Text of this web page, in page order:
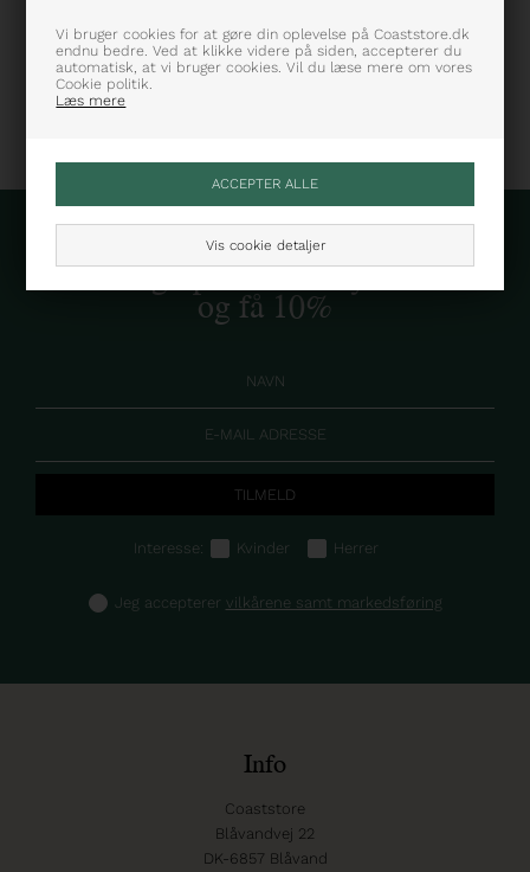
Vi bruger cookies for at gøre din oplevelse på Coaststore.dk
endnu bedre. Ved at klikke videre på siden, accepterer du
automatisk, at vi bruger cookies. Vil du læse mere om vores
Cookie politik.
Læs mere
Vis cookie detaljer
Skriv dig op til vores nyhedsbrev
og få 10%
Interesse: Kvinder Herrer
Jeg accepterer vilkårene samt markedsføring
Info
Coaststore
Blåvandvej 22
DK-6857 Blåvand